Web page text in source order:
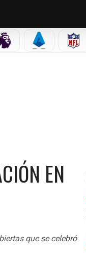
PREMIER LEAGUE
SERIE A NFL
EN
que se celebró